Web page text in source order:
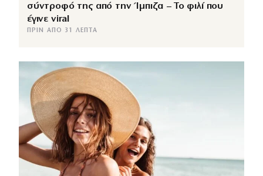
σύντροφό της από την Ίμπιζα – Το φιλί που
έγινε viral
ΠΡΙΝ ΑΠΌ 31 ΛΕΠΤΆ